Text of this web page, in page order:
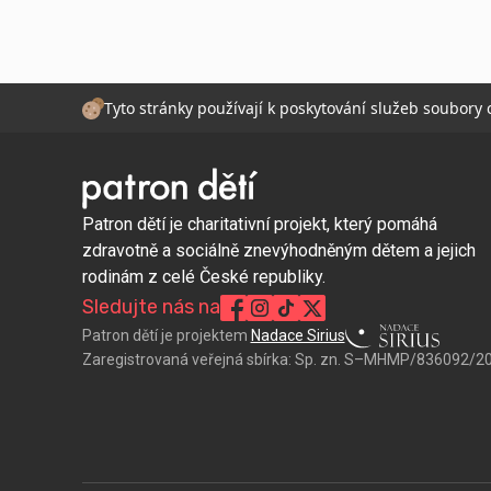
Tyto stránky používají k poskytování služeb
Patron dětí je charitativní projekt, který pomáhá
zdravotně a sociálně znevýhodněným dětem a jejich
rodinám z celé České republiky.
Sledujte nás na
Patron dětí je projektem Nadace Sirius
Zaregistrovaná veřejná sbírka: Sp. zn. S–MHMP/836092/